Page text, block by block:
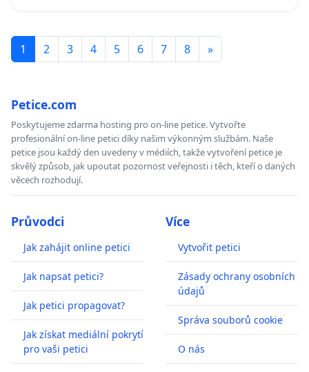
1 2 3 4 5 6 7 8 »
Petice.com
Poskytujeme zdarma hosting pro on-line petice. Vytvořte
profesionální on-line petici díky našim výkonným službám. Naše
petice jsou každý den uvedeny v médiích, takže vytvoření petice je
skvělý způsob, jak upoutat pozornost veřejnosti i těch, kteří o daných
věcech rozhodují.
Průvodci
Jak zahájit online petici
Jak napsat petici?
Jak petici propagovat?
Jak získat mediální pokrytí
pro vaši petici
Více
Vytvořit petici
Zásady ochrany osobních
údajů
Správa souborů cookie
O nás